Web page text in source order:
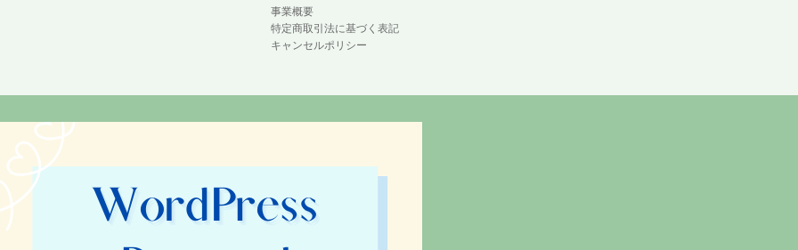
事業概要
特定商取引法に基づく表記
キャンセルポリシー